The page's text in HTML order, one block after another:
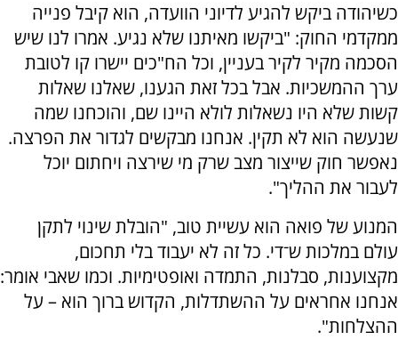
כשיהודה ביקש להגיע לדיוני הוועדה, הוא קיבל פנייה
ממקדמי החוק: "ביקשו מאיתנו שלא נגיע. אמרו לנו שיש
הסכמה מקיר לקיר בעניין, וכל הח"כים יישרו קו לטובת
ערך ההמשכיות. אבל בכל זאת הגענו, שאלנו שאלות
קשות שלא היו נשאלות לולא היינו שם, והוכחנו שמה
שנעשה הוא לא תקין. אנחנו מבקשים לגדור את הפרצה.
נאפשר חוק שייצור מצב שרק מי שירצה ויחתום יוכל
לעבור את ההליך".
המנוע של פואה הוא עשיית טוב, "הובלת שינוי לתקן
עולם במלכות ש־די. כל זה לא יעבוד בלי תחכום,
מקצוענות, סבלנות, התמדה ואופטימיות. וכמו שאבי אומר:
אנחנו אחראים על ההשתדלות, הקדוש ברוך הוא – על
ההצלחות".